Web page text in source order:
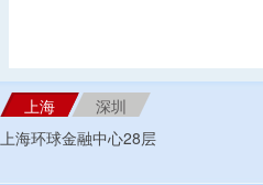
上海
深圳
上海环球金融中心28层